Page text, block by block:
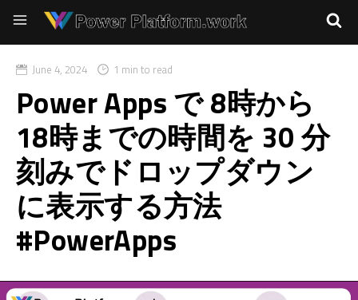
June 4, 2024 1 min to read
Power Apps で 8時から
18時までの時間を 30 分
刻みでドロップダウン
に表示する方法
#PowerApps